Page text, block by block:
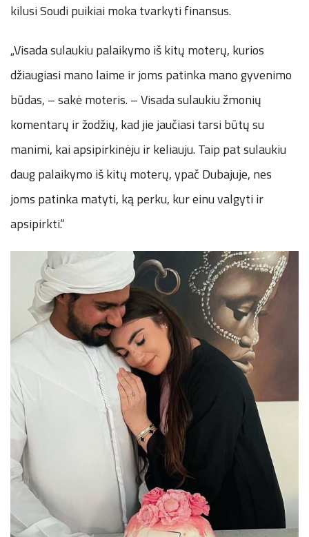
kilusi Soudi puikiai moka tvarkyti finansus.
„Visada sulaukiu palaikymo iš kitų moterų, kurios
džiaugiasi mano laime ir joms patinka mano gyvenimo
būdas, – sakė moteris. – Visada sulaukiu žmonių
komentarų ir žodžių, kad jie jaučiasi tarsi būtų su
manimi, kai apsipirkinėju ir keliauju. Taip pat sulaukiu
daug palaikymo iš kitų moterų, ypač Dubajuje, nes
joms patinka matyti, ką perku, kur einu valgyti ir
apsipirkti.“